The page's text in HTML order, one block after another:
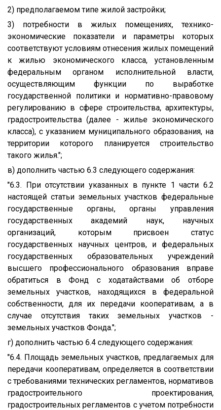
2) предполагаемом типе жилой застройки;
3) потребности в жилых помещениях, технико-
экономические показатели и параметры которых
соответствуют условиям отнесения жилых помещений
к жилью экономического класса, установленным
федеральным органом исполнительной власти,
осуществляющим функции по выработке
государственной политики и нормативно-правовому
регулированию в сфере строительства, архитектуры,
градостроительства (далее - жилье экономического
класса), с указанием муниципального образования, на
территории которого планируется строительство
такого жилья.";
в) дополнить частью 6.3 следующего содержания:
"6.3. При отсутствии указанных в пункте 1 части 6.2
настоящей статьи земельных участков федеральные
государственные органы, органы управления
государственных академий наук, научных
организаций, которым присвоен статус
государственных научных центров, и федеральных
государственных образовательных учреждений
высшего профессионального образования вправе
обратиться в Фонд с ходатайствами об отборе
земельных участков, находящихся в федеральной
собственности, для их передачи кооперативам, а в
случае отсутствия таких земельных участков -
земельных участков Фонда.";
г) дополнить частью 6.4 следующего содержания:
"6.4. Площадь земельных участков, предлагаемых для
передачи кооперативам, определяется в соответствии
с требованиями технических регламентов, нормативов
градостроительного проектирования,
градостроительных регламентов с учетом потребности